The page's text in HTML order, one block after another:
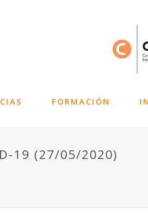
FORMACIÓN
19 (27/05/2020)